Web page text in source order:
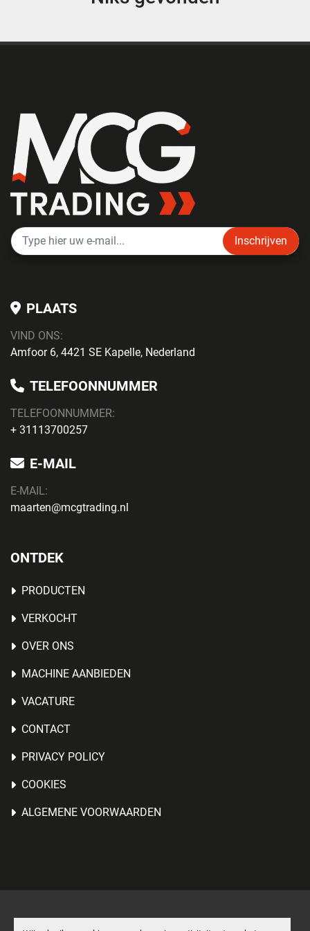
Inschrijven
PLAATS
VIND ONS:
Amfoor 6, 4421 SE Kapelle, Nederland
TELEFOONNUMMER
TELEFOONNUMMER:
+ 31113700257
E-MAIL
E-MAIL:
maarten@mcgtrading.nl
ONTDEK
PRODUCTEN
VERKOCHT
OVER ONS
MACHINE AANBIEDEN
VACATURE
CONTACT
PRIVACY POLICY
COOKIES
ALGEMENE VOORWAARDEN